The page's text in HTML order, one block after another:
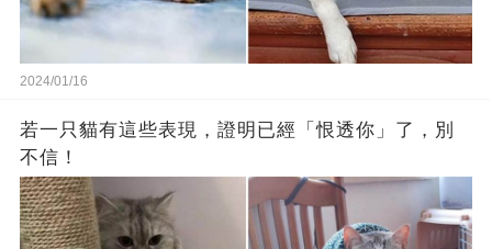
2024/01/16
若一只貓有這些表現，證明已經「恨透你」了，別
不信！